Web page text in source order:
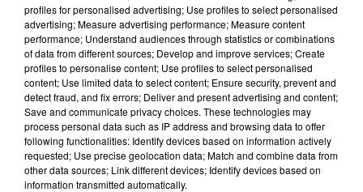
TITRES DIFFUSÉS
13h19
13h19 13h16
13h16
profiles for personalised advertising; Use profiles to select personalised
advertising; Measure advertising performance; Measure content
performance; Understand audiences through statistics or combinations
of data from different sources; Develop and improve services; Create
profiles to personalise content; Use profiles to select personalised
content; Use limited data to select content; Ensure security, prevent and
detect fraud, and fix errors; Deliver and present advertising and content;
Save and communicate privacy choices. These technologies may
process personal data such as IP address and browsing data to offer
following functionalities: Identify devices based on information actively
requested; Use precise geolocation data; Match and combine data from
other data sources; Link different devices; Identify devices based on
information transmitted automatically.